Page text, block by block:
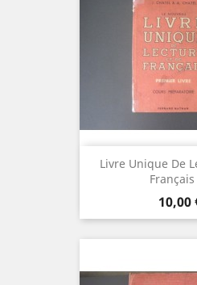
Livre Unique De
Français
Prix
10,00